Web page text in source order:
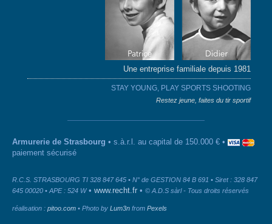
Une entreprise familiale depuis 1981
STAY YOUNG, PLAY SPORTS SHOOTING
Restez jeune, faites du tir sportif
Armurerie de Strasbourg • s.à.r.l. au capital de 150.000 € •
paiement sécurisé
R.C.S. STRASBOURG TI 328 847 645 • N° de GESTION 84 B 691 • Siret : 328 847
645 00020 • APE : 524 W• www.recht.fr • © A.D.S sàrl - Tous droits réservés
réalisation : pitoo.com • Photo by Lum3n from Pexels